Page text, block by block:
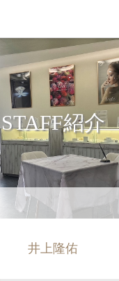
STAFF紹介
井上隆佑